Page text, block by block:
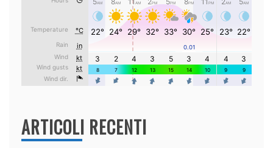
ARTICOLI RECENTI